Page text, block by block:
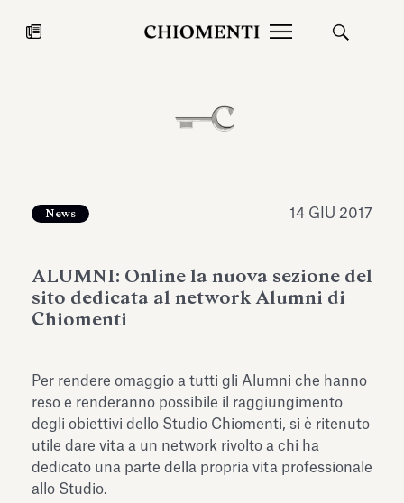
27 LUG 2026
mostra Marmora Romana
ampliando gli spazi espositivi
dell’Antiquarium di Villa Albani
Torlonia
Leggi tutto
EcoVadis
News 14 GIU 2017
ALUMNI: Online la nuova sezione del
sito dedicata al network Alumni di
Chiomenti
Per rendere omaggio a tutti gli Alumni che hanno
reso e renderanno possibile il raggiungimento
degli obiettivi dello Studio Chiomenti, si è ritenuto
utile dare vita a un network rivolto a chi ha
dedicato una parte della propria vita professionale
allo Studio.